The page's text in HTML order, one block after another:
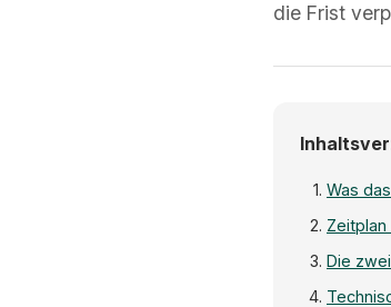
die Frist
Was
Zeitplan
Die